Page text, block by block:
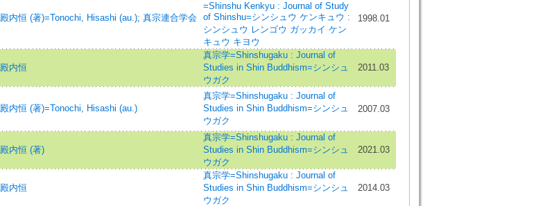
殿内恒 (著)=Tonochi, Hisashi (au.); 真宗連合学会
=Shinshu Kenkyu : Journal of Study
of Shinshu=シンシュウ ケンキュウ :
シンシュウ レンゴウ ガッカイ ケン
キュウ キヨウ
1998.01
殿内恒
真宗学=Shinshugaku : Journal of
Studies in Shin Buddhism=シンシュ
ウガク
2011.03
殿内恒 (著)=Tonochi, Hisashi (au.)
真宗学=Shinshugaku : Journal of
Studies in Shin Buddhism=シンシュ
ウガク
2007.03
殿内恒 (著)
真宗学=Shinshugaku : Journal of
Studies in Shin Buddhism=シンシュ
ウガク
2021.03
殿内恒
真宗学=Shinshugaku : Journal of
Studies in Shin Buddhism=シンシュ
ウガク
2014.03